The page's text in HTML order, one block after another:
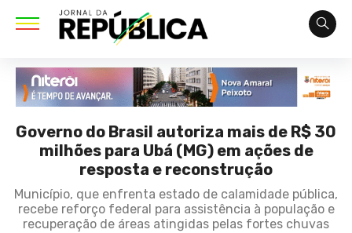
Governo do Brasil autoriza mais de R$ 30
milhões para Ubá (MG) em ações de
resposta e reconstrução
Município, que enfrenta estado de calamidade pública,
recebe reforço federal para assistência à população e
recuperação de áreas atingidas pelas fortes chuvas